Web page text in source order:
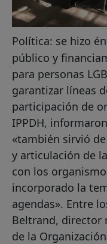
Política: se hizo
público y
para personas
garantizar líneas
participación de
IPPDH,
«también sirvió
y articulación de
con los
incorporado la
agendas». Entre
Beltrand, director
de la